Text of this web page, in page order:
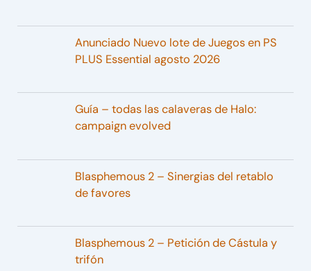
Anunciado Nuevo lote de Juegos en PS
PLUS Essential agosto 2026
Guía – todas las calaveras de Halo:
campaign evolved
Blasphemous 2 – Sinergias del retablo
de favores
Blasphemous 2 – Petición de Cástula y
trifón